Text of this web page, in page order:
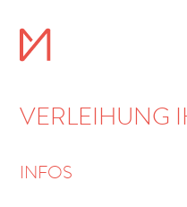
VERLEIHUNG
INFOS